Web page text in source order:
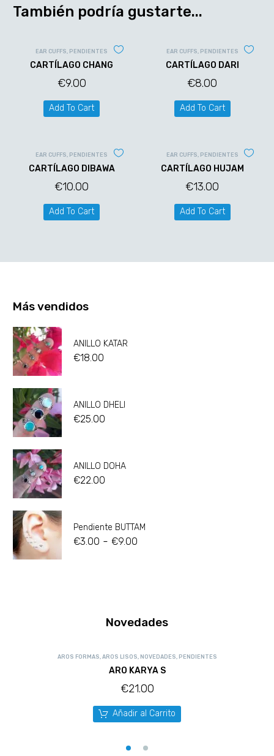
También podría gustarte...
EAR CUFFS, PENDIENTES
CARTÍLAGO CHANG
€9.00
Add To Cart
EAR CUFFS, PENDIENTES
CARTÍLAGO DARI
€8.00
Add To Cart
EAR CUFFS, PENDIENTES
CARTÍLAGO DIBAWA
€10.00
Add To Cart
EAR CUFFS, PENDIENTES
CARTÍLAGO HUJAM
€13.00
Add To Cart
Más vendidos
ANILLO KATAR
€18.00
ANILLO DHELI
€25.00
ANILLO DOHA
€22.00
Pendiente BUTTAM
€3.00 - €9.00
Novedades
AROS FORMAS, AROS LISOS, NOVEDADES, PENDIENTES
ARO KARYA S
€21.00
Añadir al Carrito